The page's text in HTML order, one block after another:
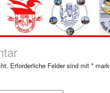
Erforderliche Felder sind mit *